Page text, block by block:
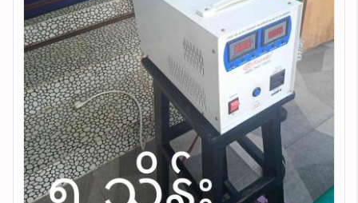
အဆီမတက်စေမယ့်အစားအစာလေးကိုစားပေးရင် ပိုပြီး
ထိရောက်မှုရှိတယ် ဝိတ်လည်းမတက်တော့ဘူး😊
#ရွှေဆားHerbalSaltOfficialMyanmar
#အဆီကျဝမ်းမှန်အာရုံကြောအားကောင်းဆေး